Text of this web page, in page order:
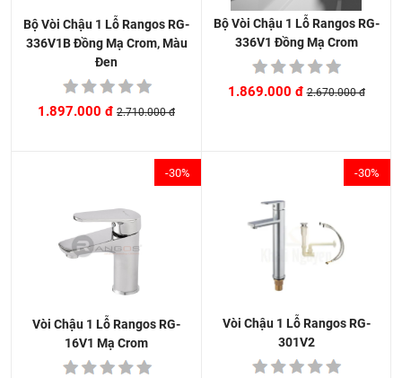
Bộ Vòi Chậu 1 Lỗ Rangos RG-
336V1B Đồng Mạ Crom, Màu
Đen
1.897.000 đ 2.710.000 đ
Bộ Vòi Chậu 1 Lỗ Rangos RG-
336V1 Đồng Mạ Crom
1.869.000 đ 2.670.000 đ
-30%
Vòi Chậu 1 Lỗ Rangos RG-
16V1 Mạ Crom
-30%
Vòi Chậu 1 Lỗ Rangos RG-
301V2